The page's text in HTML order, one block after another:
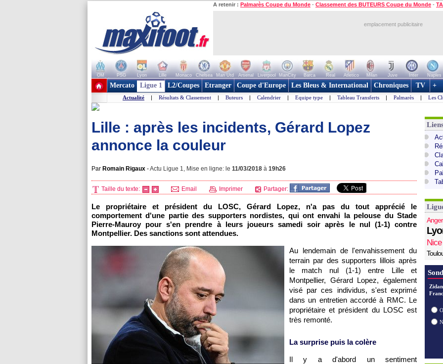
A retenir : Palmarès Coupe du Monde - Classement des BUTEURS Coupe du Monde -
emplacement publicitaire
OM PSG Lyon Lille Monaco Chelsea Man Utd Arsenal Liverpool ManCity Barca Real Atletico Milan Juve Inter Naples
+ de clubs
Mercato Ligue 1 L2/Coupes Etranger Coupe d'Europe Les Bleus & International Chroniques TV +
Actualité | Résultats & Classement | Buteurs | Calendrier | Equipe type | Tableau Transferts | Palmarès | Les
Lille : après les incidents, Gérard Lopez
annonce la couleur
Par Romain Rigaux -Actu Ligue 1, Mise en ligne: le 11/03/2018 à 19h26
Taille du texte: Email Imprimer Partager:
Le propriétaire et président du LOSC, Gérard Lopez, n'a pas du tout apprécié le
comportement d'une partie des supporters nordistes, qui ont envahi la pelouse du Stade
Pierre-Mauroy pour s'en prendre à leurs joueurs samedi soir après le nul (1-1) contre
Montpellier. Des sanctions sont attendues.
Au lendemain de l'envahissement du
terrain par des supporters lillois après
le match nul (1-1) entre Lille et
Montpellier, Gérard Lopez, également
visé par ces individus, s'est exprimé
dans un entretien accordé à RMC. Le
propriétaire et président du LOSC est
très remonté.
La surprise puis la colère
Il y a d'abord un sentiment
Nice